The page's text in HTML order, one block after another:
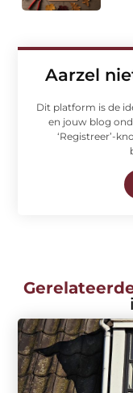
Aarzel
Dit platform is de
en jouw blog
‘Registreer’-